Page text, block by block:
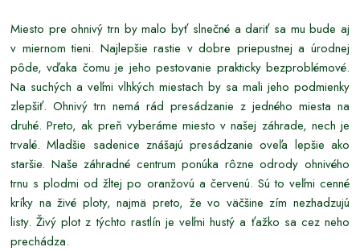
Miesto pre ohnivý trn by malo byť slnečné a dariť sa mu bude aj
v miernom tieni. Najlepšie rastie v dobre priepustnej a úrodnej
pôde, vďaka čomu je jeho pestovanie prakticky bezproblémové.
Na suchých a veľmi vlhkých miestach by sa mali jeho podmienky
zlepšiť. Ohnivý trn nemá rád presádzanie z jedného miesta na
druhé. Preto, ak preň vyberáme miesto v našej záhrade, nech je
trvalé. Mladšie sadenice znášajú presádzanie oveľa lepšie ako
staršie. Naše záhradné centrum ponúka rôzne odrody ohnivého
trnu s plodmi od žltej po oranžovú a červenú. Sú to veľmi cenné
kríky na živé ploty, najmä preto, že vo väčšine zím nezhadzujú
listy. Živý plot z týchto rastlín je veľmi hustý a ťažko sa cez neho
prechádza.